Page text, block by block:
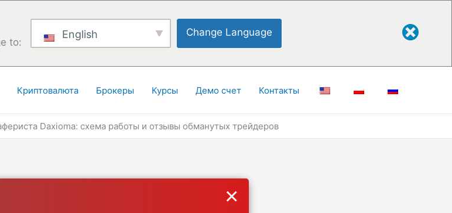
to:
English Change Language
Криптовалюта Брокеры Курсы Демо счет Контакты
Daxioma: схема работы и отзывы обманутых трейдеров
×